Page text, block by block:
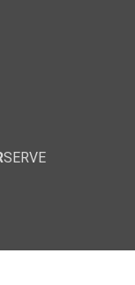
SERVE